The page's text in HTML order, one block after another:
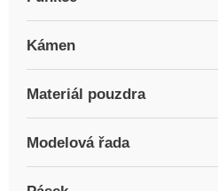
Kámen
Materiál pouzdra
Modelová řada